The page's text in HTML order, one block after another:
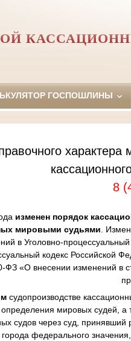
ГОСПОШЛИНЫ
8
изменен порядок
мировыми судьями.
в Уголовно-
кодекс Российской
«О внесении изменений в
судопроизводстве
мировых судей,
судов через суд, принявший
города федерального